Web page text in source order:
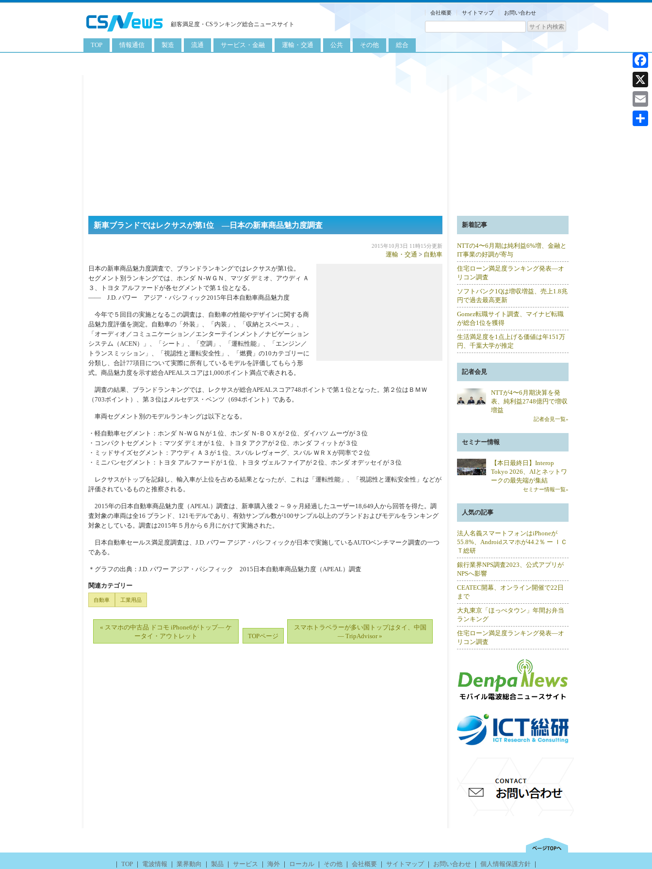
顧客満足度・CSランキング総合ニュースサイト
会社概要 サイトマップ お問い合わせ
TOP 情報通信 製造 流通 サービス・金融 運輸・交通 公共 その他 総合
新車ブランドではレクサスが第1位 ―日本の新車商品魅力度調査
2015年10月3日 11時15分更新
運輸・交通 > 自動車
日本の新車商品魅力度調査で、ブランドランキングではレクサスが第1位。
セグメント別ランキングでは、ホンダ Ｎ-ＷＧＮ、マツダ デミオ、アウディ Ａ
３、トヨタ アルファードが各セグメントで第１位となる。
―― J.D. パワー アジア・パシフィック2015年日本自動車商品魅力度
今年で５回目の実施となるこの調査は、自動車の性能やデザインに関する商
品魅力度評価を測定。自動車の「外装」、「内装」、「収納とスペース」、
「オーディオ／コミュニケーション／エンターテインメント／ナビゲーション
システム（ACEN）」、「シート」、「空調」、「運転性能」、「エンジン／
トランスミッション」、「視認性と運転安全性」、「燃費」の10カテゴリーに
分類し、合計77項目について実際に所有しているモデルを評価してもらう形
式。商品魅力度を示す総合APEALスコアは1,000ポイント満点で表される。
調査の結果、ブランドランキングでは、レクサスが総合APEALスコア748ポイントで第１位となった。第２位はＢＭＷ
（703ポイント）、第３位はメルセデス・ベンツ（694ポイント）である。
車両セグメント別のモデルランキングは以下となる。
・軽自動車セグメント：ホンダ Ｎ-ＷＧＮが１位、ホンダ Ｎ-ＢＯＸが２位、ダイハツ ムーヴが３位
・コンパクトセグメント：マツダ デミオが１位、トヨタ アクアが２位、ホンダ フィットが３位
・ミッドサイズセグメント：アウディ Ａ３が１位、スバル レヴォーグ、スバル ＷＲＸが同率で２位
・ミニバンセグメント：トヨタ アルファードが１位、トヨタ ヴェルファイアが２位、ホンダ オデッセイが３位
レクサスがトップを記録し、輸入車が上位を占める結果となったが、これは「運転性能」、「視認性と運転安全性」などが
評価されているものと推察される。
2015年の日本自動車商品魅力度（APEAL）調査は、新車購入後２～９ヶ月経過したユーザー18,649人から回答を得た。調
査対象の車両は全16 ブランド、121モデルであり、有効サンプル数が100サンプル以上のブランドおよびモデルをランキング
対象としている。調査は2015年５月から６月にかけて実施された。
日本自動車セールス満足度調査は、J.D. パワー アジア・パシフィックが日本で実施しているAUTOベンチマーク調査の一つ
である。
＊グラフの出典：J.D. パワー アジア・パシフィック 2015日本自動車商品魅力度（APEAL）調査
関連カテゴリー
自動車 工業用品
« スマホの中古品 ドコモ iPhone6がトップ― ケ
ータイ・アウトレット
TOPページ
スマホトラベラーが多い国トップはタイ、中国
― TripAdvisor »
新着記事
NTTの4〜6月期は純利益6%増、金融と
IT事業の好調が寄与
住宅ローン満足度ランキング発表―オ
リコン調査
ソフトバンク1Qは増収増益、売上1.8兆
円で過去最高更新
Gomez転職サイト調査、マイナビ転職
が総合1位を獲得
生活満足度を1点上げる価値は年151万
円、千葉大学が推定
記者会見
NTTが4〜6月期決算を発
表、純利益2748億円で増収
増益
記者会見一覧»
セミナー情報
【本日最終日】Interop
Tokyo 2026、AIとネットワ
ークの最先端が集結
セミナー情報一覧»
人気の記事
法人名義スマートフォンはiPhoneが
55.8%、Androidスマホが44.2％ ー ＩＣ
Ｔ総研
銀行業界NPS調査2023、公式アプリが
NPSへ影響
CEATEC開幕、オンライン開催で22日
まで
大丸東京「ほっぺタウン」年間お弁当
ランキング
住宅ローン満足度ランキング発表―オ
リコン調査
｜ TOP ｜ 電波情報 ｜ 業界動向 ｜ 製品 ｜ サービス ｜ 海外 ｜ ローカル ｜ その他 ｜ 会社概要 ｜ サイトマップ｜ お問い合わせ ｜ 個人情報保護方針 ｜
X
Email